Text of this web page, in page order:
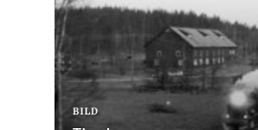
BILD